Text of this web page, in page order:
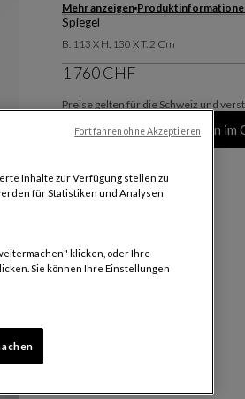
Mehr anzeigen
Spiegel
B. 113 X H. 130 X T. 2 Cm
1 760 CHF
Preise gelten für die Schweiz und
Termin im
Inhalte zur Verfügung stellen zu
für Statistiken und Analysen
klicken, oder Ihre
Sie können Ihre Einstellungen
Fortfahren ohne Akzeptieren